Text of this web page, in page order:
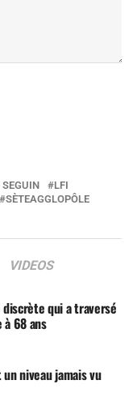
LFI
SÈTEAGGLOPÔLE
VIDEOS
qui a traversé
68 ans
niveau jamais vu